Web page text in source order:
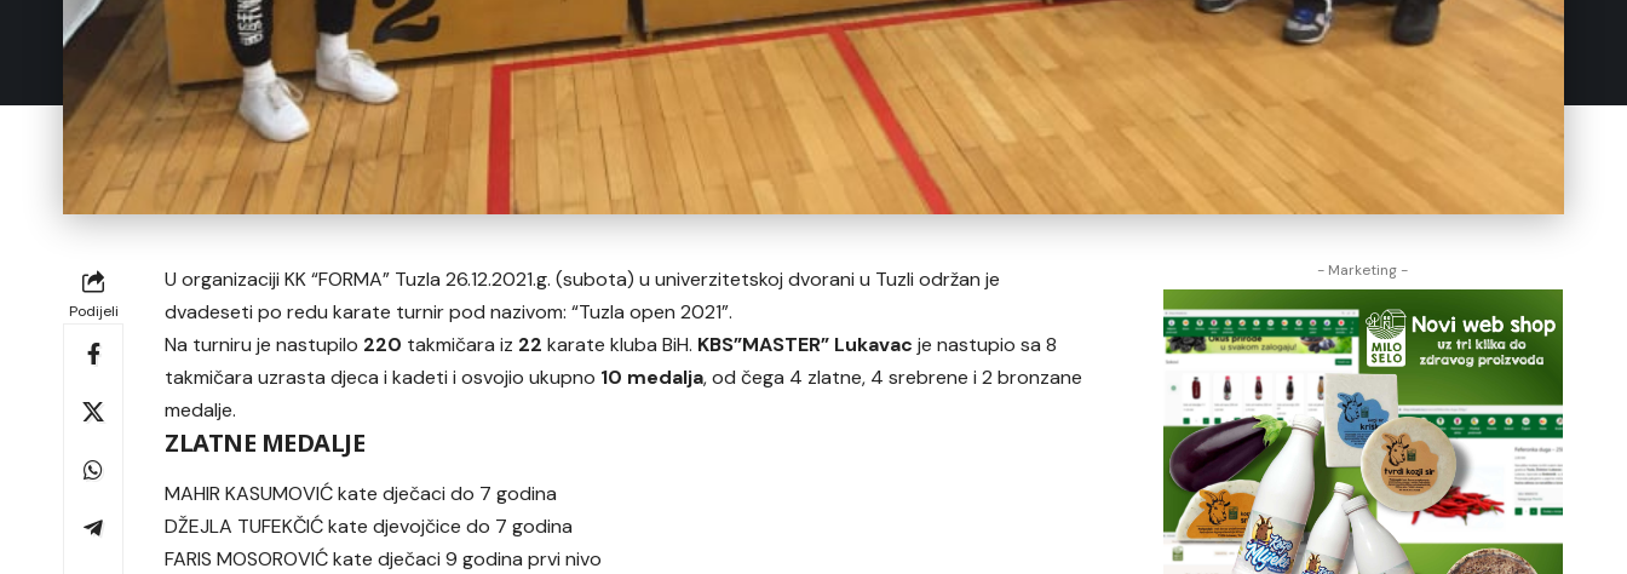
Podijeli
U organizaciji KK “FORMA” Tuzla 26.12.2021.g. (subota) u univerzitetskoj dvorani u Tuzli održan je
dvadeseti po redu karate turnir pod nazivom: “Tuzla open 2021”.
Na turniru je nastupilo 220 takmičara iz 22 karate kluba BiH. KBS”MASTER” Lukavac je nastupio sa 8
takmičara uzrasta djeca i kadeti i osvojio ukupno 10 medalja, od čega 4 zlatne, 4 srebrene i 2 bronzane
medalje.
ZLATNE MEDALJE
MAHIR KASUMOVIĆ kate dječaci do 7 godina
DŽEJLA TUFEKČIĆ kate djevojčice do 7 godina
FARIS MOSOROVIĆ kate dječaci 9 godina prvi nivo
- Marketing -